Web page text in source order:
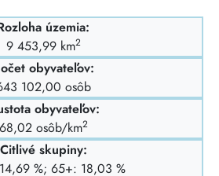
územia:
9 453,99 km2
obyvateľov:
102,00 osôb
obyvateľov:
68,02 osôb/km2
Citlivé skupiny:
%; 65+: 18,03 %